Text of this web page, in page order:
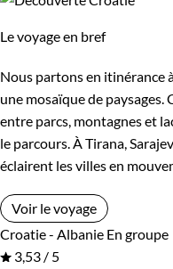
Le voyage en bref
Nous partons en itinérance
une mosaïque de paysages.
entre parcs, montagnes et
le parcours. À Tirana,
éclairent les villes en
Voir le voyage
Croatie - Albanie En groupe
3,53 / 5